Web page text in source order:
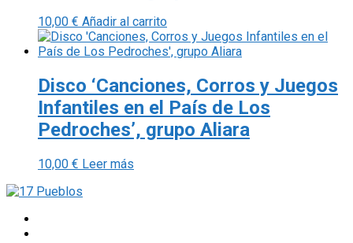
10,00 € Añadir al carrito
Disco ‘Canciones, Corros y Juegos
Infantiles en el País de Los
Pedroches’, grupo Aliara
10,00 € Leer más